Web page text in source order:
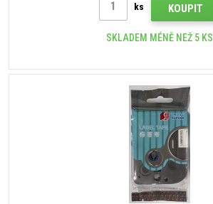
ks KOUPIT
SKLADEM MÉNĚ NEŽ 5 KS